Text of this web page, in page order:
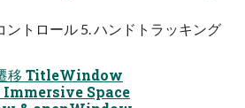
ントロール 5. ハンドトラッキング
移 TitleWindow
Space